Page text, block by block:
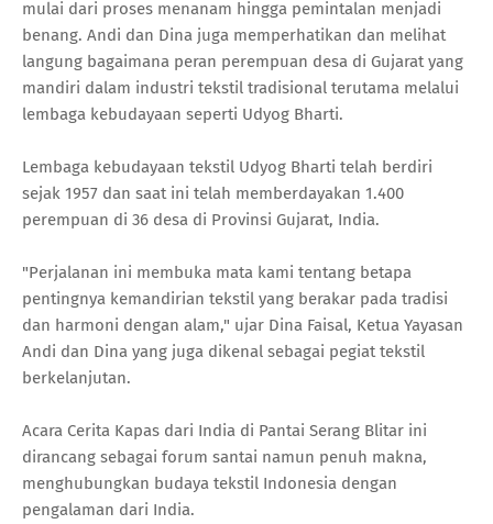
mulai dari proses menanam hingga pemintalan menjadi
benang. Andi dan Dina juga memperhatikan dan melihat
langung bagaimana peran perempuan desa di Gujarat yang
mandiri dalam industri tekstil tradisional terutama melalui
lembaga kebudayaan seperti Udyog Bharti.
Lembaga kebudayaan tekstil Udyog Bharti telah berdiri
sejak 1957 dan saat ini telah memberdayakan 1.400
perempuan di 36 desa di Provinsi Gujarat, India.
"Perjalanan ini membuka mata kami tentang betapa
pentingnya kemandirian tekstil yang berakar pada tradisi
dan harmoni dengan alam," ujar Dina Faisal, Ketua Yayasan
Andi dan Dina yang juga dikenal sebagai pegiat tekstil
berkelanjutan.
Acara Cerita Kapas dari India di Pantai Serang Blitar ini
dirancang sebagai forum santai namun penuh makna,
menghubungkan budaya tekstil Indonesia dengan
pengalaman dari India.